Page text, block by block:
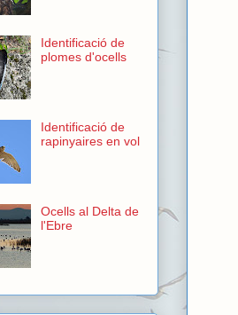
Identificació de
plomes d'ocells
Identificació de
rapinyaires en vol
Ocells al Delta de
l'Ebre